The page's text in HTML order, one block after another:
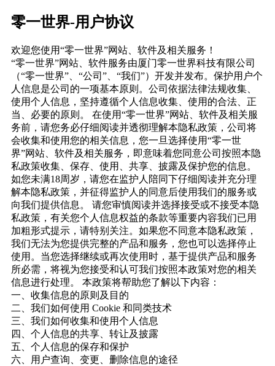
零一世界-用户协议
欢迎您使用“零一世界”网站、软件及相关服务！
“零一世界”网站、软件服务由厦门零一世界科技有限公司
（“零一世界”、“公司”、“我们”）开发并发布。保护用户个
人信息是公司的一项基本原则。公司依据法律法规收集、
使用个人信息，坚持遵循个人信息收集、使用的合法、正
当、必要的原则。 在使用“零一世界”网站、软件及相关服
务前，请您务必仔细阅读并透彻理解本隐私政策，公司将
会收集和使用您的相关信息，您一旦选择使用“零一世
界”网站、软件及相关服务，即意味着您同意公司按照本隐
私政策收集、保存、使用、共享、披露及保护您的信息。
如您未满18周岁，请您在监护人陪同下仔细阅读并充分理
解本隐私政策，并征得监护人的同意后使用我们的服务或
向我们提供信息。 请您审慎阅读并选择接受或不接受本隐
私政策，有关您个人信息权益的条款等重要内容我们已用
加粗形式提示，请特别关注。如果您不同意本隐私政策，
我们无法为您提供完整的产品和服务，您也可以选择停止
使用。当您选择继续或再次使用时，基于提供产品和服务
所必需，将视为您接受和认可我们按照本政策对您的相关
信息进行处理。 本政策将帮助您了解以下内容：
一、收集信息的原则及目的
二、我们如何使用 Cookie 和同类技术
三、我们如何收集和使用个人信息
四、个人信息的共享、转让及披露
五、个人信息的保存和保护
六、用户查询、变更、删除信息的途径